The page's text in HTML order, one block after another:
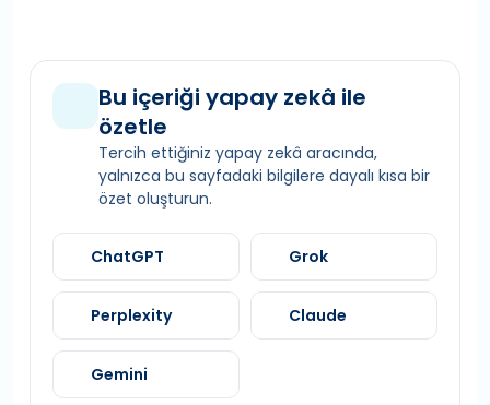
Bu içeriği yapay zekâ ile
özetle
Tercih ettiğiniz yapay zekâ aracında,
yalnızca bu sayfadaki bilgilere dayalı kısa bir
özet oluşturun.
ChatGPT Grok
Perplexity Claude
Gemini